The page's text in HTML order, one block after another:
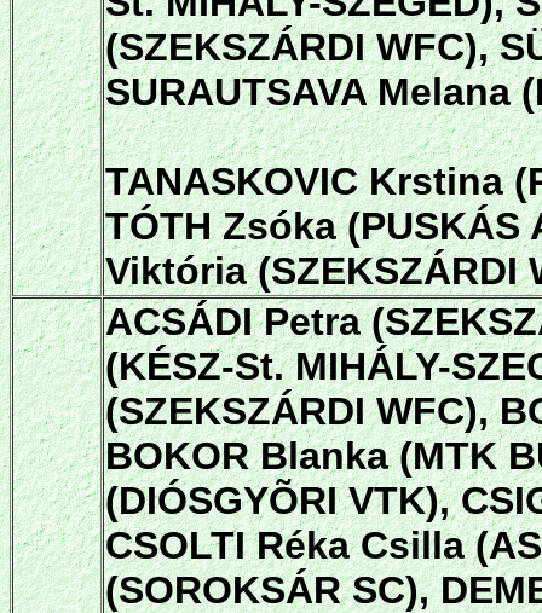
(SZEKSZÁRDI WFC),
SURAUTSAVA Melana
TANASKOVIC Krstina
TÓTH Zsóka (PUSKÁS
Viktória (SZEKSZÁRDI
ACSÁDI Petra
(KÉSZ-St. MIHÁLY-
(SZEKSZÁRDI WFC),
BOKOR Blanka (MTK
(DIÓSGYÕRI VTK),
CSOLTI Réka Csilla
(SOROKSÁR SC),